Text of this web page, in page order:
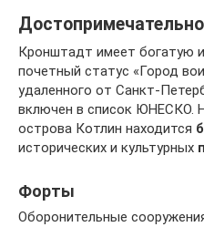
Кронштадт имеет богатую
почетный статус «Город
удаленного от Санкт-
включен в список ЮНЕСКО.
острова Котлин находится
исторических и культурных
Форты
Оборонительные